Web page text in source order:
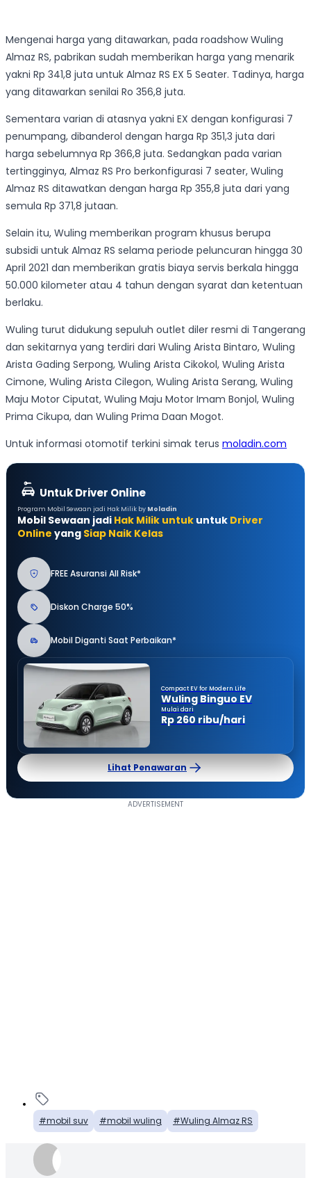
Mengenai harga yang ditawarkan, pada roadshow Wuling
Almaz RS, pabrikan sudah memberikan harga yang menarik
yakni Rp 341,8 juta untuk Almaz RS EX 5 Seater. Tadinya, harga
yang ditawarkan senilai Ro 356,8 juta.
Sementara varian di atasnya yakni EX dengan konfigurasi 7
penumpang, dibanderol dengan harga Rp 351,3 juta dari
harga sebelumnya Rp 366,8 juta. Sedangkan pada varian
tertingginya, Almaz RS Pro berkonfigurasi 7 seater, Wuling
Almaz RS ditawatkan dengan harga Rp 355,8 juta dari yang
semula Rp 371,8 jutaan.
Selain itu, Wuling memberikan program khusus berupa
subsidi untuk Almaz RS selama periode peluncuran hingga 30
April 2021 dan memberikan gratis biaya servis berkala hingga
50.000 kilometer atau 4 tahun dengan syarat dan ketentuan
berlaku.
Wuling turut didukung sepuluh outlet diler resmi di Tangerang
dan sekitarnya yang terdiri dari Wuling Arista Bintaro, Wuling
Arista Gading Serpong, Wuling Arista Cikokol, Wuling Arista
Cimone, Wuling Arista Cilegon, Wuling Arista Serang, Wuling
Maju Motor Ciputat, Wuling Maju Motor Imam Bonjol, Wuling
Prima Cikupa, dan Wuling Prima Daan Mogot.
Untuk informasi otomotif terkini simak terus moladin.com
Untuk Driver Online
Program Mobil Sewaan jadi Hak Milik by Moladin
Mobil Sewaan jadi Hak Milik untuk untuk Driver
Online yang Siap Naik Kelas
FREE Asuransi All Risk*
Diskon Charge 50%
Mobil Diganti Saat Perbaikan*
Compact EV for Modern Life
Wuling Binguo EV
Mulai dari
Rp 260 ribu/hari
Lihat Penawaran
mobil suv mobil wuling Wuling Almaz RS